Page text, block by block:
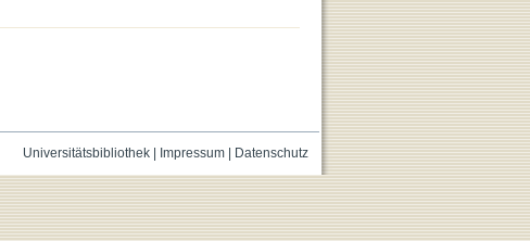
Universitätsbibliothek| Impressum| Datenschutz